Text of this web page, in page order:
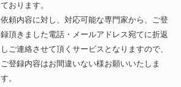
ております。
依頼内容に対し、対応可能な専門家から、ご登
録頂きました電話・メールアドレス宛てに折返
しご連絡させて頂くサービスとなりますので、
ご登録内容はお間違いない様お願いいたしま
す。